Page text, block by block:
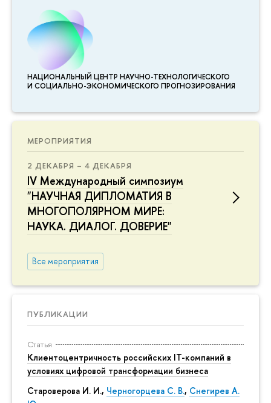
НАЦИОНАЛЬНЫЙ ЦЕНТР НАУЧНО-ТЕХНОЛОГИЧЕСКОГО
И СОЦИАЛЬНО-ЭКОНОМИЧЕСКОГО ПРОГНОЗИРОВАНИЯ
МЕРОПРИЯТИЯ
2 ДЕКАБРЯ – 4 ДЕКАБРЯ
IV Международный симпозиум
"НАУЧНАЯ ДИПЛОМАТИЯ В
МНОГОПОЛЯРНОМ МИРЕ:
НАУКА. ДИАЛОГ. ДОВЕРИЕ"
Все мероприятия
ПУБЛИКАЦИИ
Статья
Клиентоцентричность российских IT-компаний в
условиях цифровой трансформации бизнеса
Староверова И. И., Черногорцева С. В., Снегирев А.